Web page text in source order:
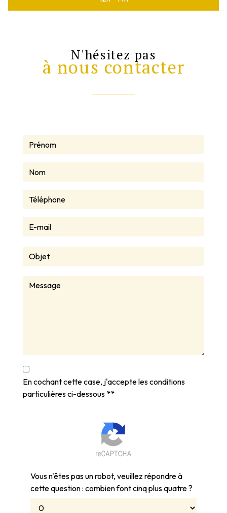
N'hésitez pas
à nous contacter
En cochant cette case, j'accepte les conditions
particulières ci-dessous **
Vous n'êtes pas un robot, veuillez répondre à
cette question : combien font cinq plus quatre ?